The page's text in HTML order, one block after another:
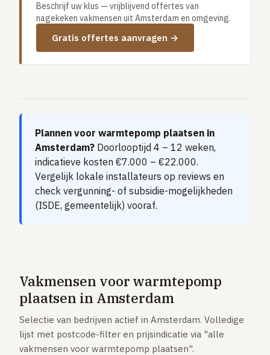
Vloerverwarming aanleggen
Thermostaat installeren
Spouwmuur isoleren
ELEKTRA
Groepenkast vervangen
Elektra uitbreiden
Volledig overzicht — alle 23 klussen & prijsranges →
23 klussen · publieke ranking
GRATIS TOOLS
Eerlijke-prijs-checker
Besparingscalculator
Subsidie-checker
Beschrijf uw klus — vrijblijvend offertes van
nagekeken vakmensen uit Amsterdam en omgeving.
Gratis offertes aanvragen →
Plannen voor warmtepomp plaatsen in
Amsterdam? Doorlooptijd 4 – 12 weken,
indicatieve kosten €7.000 – €22.000.
Vergelijk lokale installateurs op reviews en
check vergunning- of subsidie-mogelijkheden
(ISDE, gemeentelijk) vooraf.
Vakmensen voor warmtepomp
plaatsen in Amsterdam
Selectie van bedrijven actief in Amsterdam. Volledige
lijst met postcode-filter en prijsindicatie via "alle
vakmensen voor warmtepomp plaatsen".